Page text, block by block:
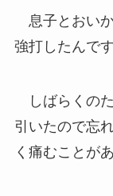
息子とおい
強打したんです
しばらくの
引いたので忘
く痛むことが